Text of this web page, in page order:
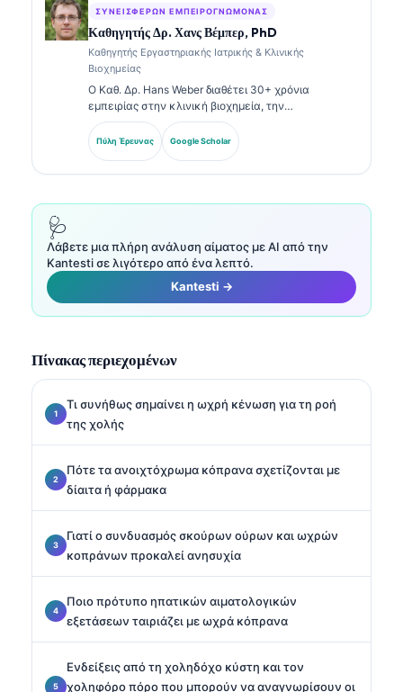
ΣΥΝΕΙΣΦΈΡΩΝ ΕΜΠΕΙΡΟΓΝΏΜΟΝΑΣ
Καθηγητής Δρ. Χανς Βέμπερ, PhD
Καθηγητής Εργαστηριακής Ιατρικής & Κλινικής
Βιοχημείας
Ο Καθ. Δρ. Hans Weber διαθέτει 30+ χρόνια
εμπειρίας στην κλινική βιοχημεία, την
εργαστηριακή ιατρική και την έρευνα βιοδεικτών.
Πρώην Πρόεδρος της Γερμανικής Εταιρείας Κλινικής
Χημείας, ειδικεύεται στην ανάλυση διαγνωστικών
Πύλη Έρευνας Google Scholar
🩺
Λάβετε μια πλήρη ανάλυση αίματος με AI από την
Kantesti σε λιγότερο από ένα λεπτό.
Kantesti →
Πίνακας περιεχομένων
Τι συνήθως σημαίνει η ωχρή κένωση για τη ροή
της χολής
Πότε τα ανοιχτόχρωμα κόπρανα σχετίζονται με
δίαιτα ή φάρμακα
Γιατί ο συνδυασμός σκούρων ούρων και ωχρών
κοπράνων προκαλεί ανησυχία
Ποιο πρότυπο ηπατικών αιματολογικών
εξετάσεων ταιριάζει με ωχρά κόπρανα
Ενδείξεις από τη χοληδόχο κύστη και τον
χοληφόρο πόρο που μπορούν να αναγνωρίσουν οι